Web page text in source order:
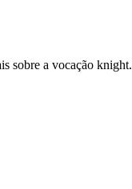
sobre a vocação knight.